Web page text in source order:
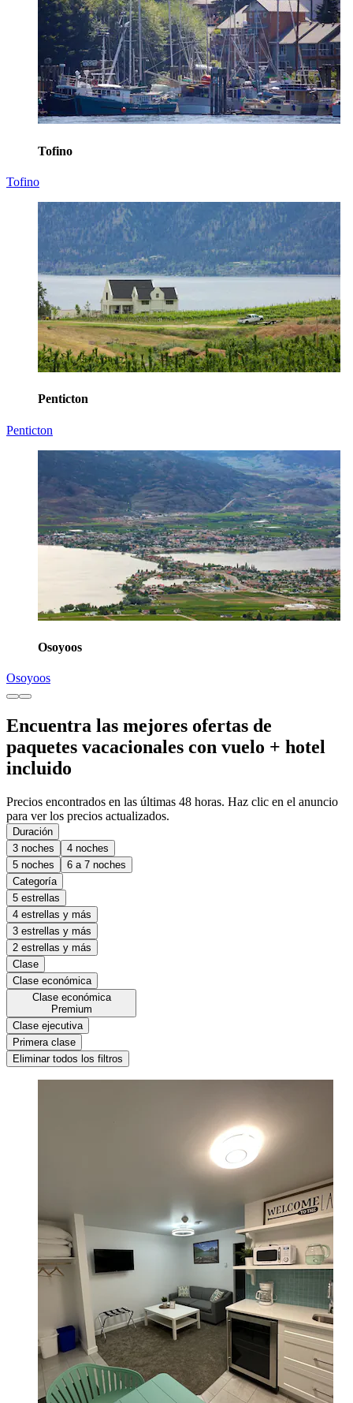
Tofino
Tofino
Penticton
Penticton
Osoyoos
Osoyoos
Encuentra las mejores ofertas de
paquetes vacacionales con vuelo + hotel
incluido
Precios encontrados en las últimas 48 horas. Haz clic en el anuncio
para ver los precios actualizados.
Duración
3 noches
4 noches
5 noches
6 a 7 noches
Categoría
5 estrellas
4 estrellas y más
3 estrellas y más
2 estrellas y más
Clase
Clase económica
Clase económica
Premium
Clase ejecutiva
Primera clase
Eliminar todos los filtros